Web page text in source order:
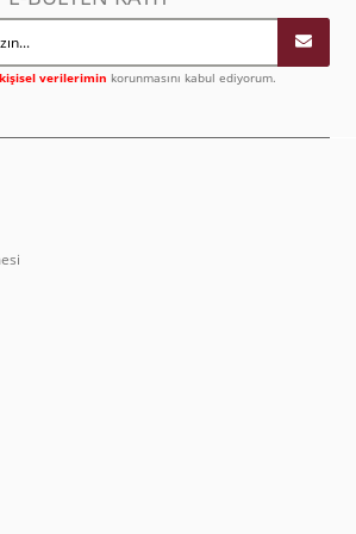
kişisel verilerimin korunmasını kabul ediyorum.